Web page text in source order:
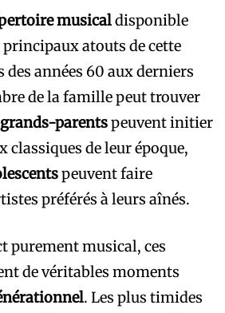
musicaldisponible
principaux atouts de cette
des années 60 aux derniers
de la famille peut trouver
grands-parentspeuvent initier
classiques de leur époque,
peuvent faire
préférés à leurs aînés.
purement musical, ces
de véritables moments
. Les plus timides